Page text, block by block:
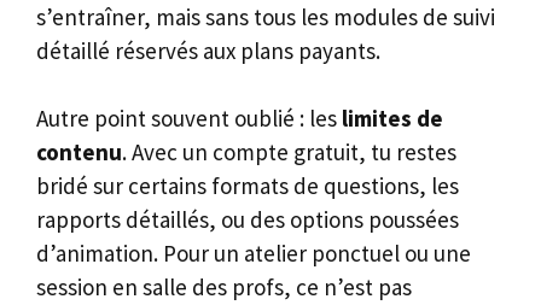
s’entraîner, mais sans tous les modules de suivi
détaillé réservés aux plans payants.
Autre point souvent oublié : les limites de
contenu. Avec un compte gratuit, tu restes
bridé sur certains formats de questions, les
rapports détaillés, ou des options poussées
d’animation. Pour un atelier ponctuel ou une
session en salle des profs, ce n’est pas